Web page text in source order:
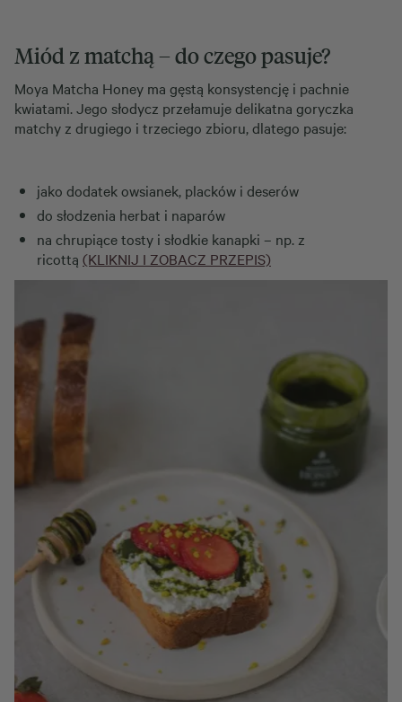
Miód z matchą – do czego pasuje?
Moya Matcha Honey ma gęstą konsystencję i pachnie
kwiatami. Jego słodycz przełamuje delikatna goryczka
matchy z drugiego i trzeciego zbioru, dlatego pasuje:
jako dodatek owsianek, placków i deserów
do słodzenia herbat i naparów
na chrupiące tosty i słodkie kanapki – np. z
ricottą (KLIKNIJ I ZOBACZ PRZEPIS)